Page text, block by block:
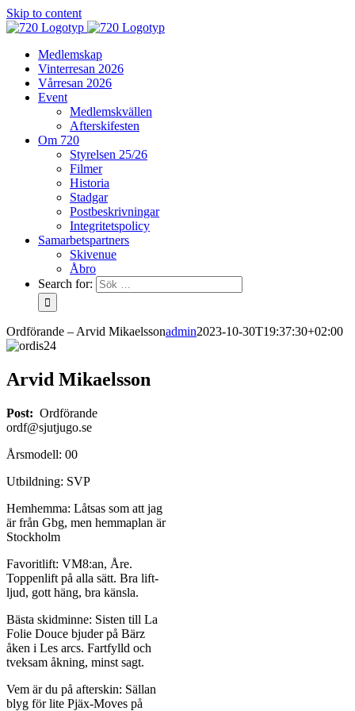
Skip to content
Medlemskap
Vinterresan 2026
Vårresan 2026
Event
Medlemskvällen
Afterskifesten
Om 720
Styrelsen 25/26
Filmer
Historia
Stadgar
Postbeskrivningar
Integritetspolicy
Samarbetspartners
Skivenue
Åbro
Search for:
Ordförande – Arvid Mikaelssonadmin2023-10-30T19:37:30+02:00
Arvid Mikaelsson
Post: Ordförande
ordf@sjutjugo.se
Årsmodell: 00
Utbildning: SVP
Hemhemma: Låtsas som att jag
är från Gbg, men hemmaplan är
Stockholm
Favoritlift: VM8:an, Åre.
Toppenlift på alla sätt. Bra lift-
ljud, gott häng, bra känsla.
Bästa skidminne: Sisten till La
Folie Douce bjuder på Bärz
åken i Les arcs. Fartfylld och
tveksam åkning, minst sagt.
Vem är du på afterskin: Sällan
blyg för lite Pjäx-Moves på